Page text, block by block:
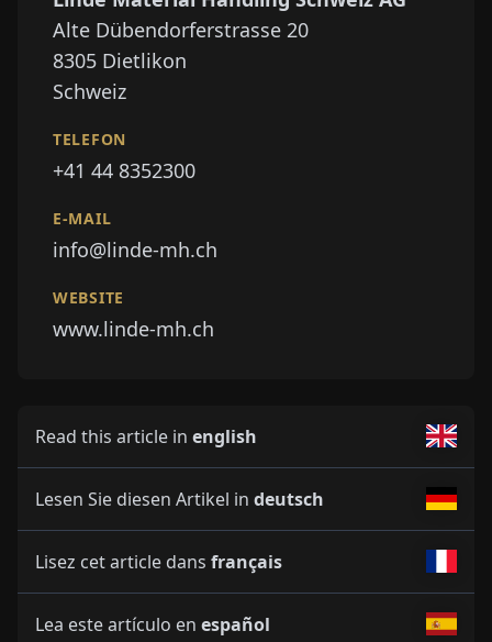
Alte Dübendorferstrasse 20
8305 Dietlikon
Schweiz
TELEFON
+41 44 8352300
E-MAIL
info@linde-mh.ch
WEBSITE
www.linde-mh.ch
Read this article in english
Lesen Sie diesen Artikel in deutsch
Lisez cet article dans français
Lea este artículo en español